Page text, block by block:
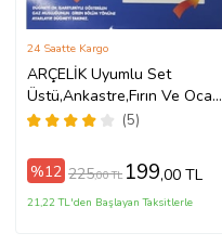
ARÇELİK Uyumlu Set
Üstü,Ankastre,Fırın Ve Ocak
Düğme Takımı (Siyah)
(5)
24 Saatte Kargo
%12 225,00 TL 199,00 TL
21,22 TL'den Başlayan Taksitlerle